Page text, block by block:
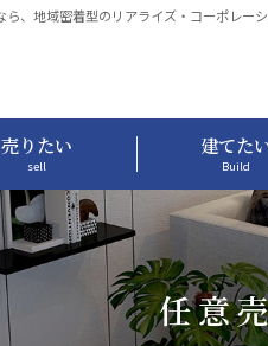
、地域密着型のリアライズ・コーポレー
売りたい
sell
建てた
Build
任意